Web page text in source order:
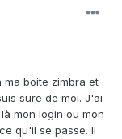
boite zimbra et
sure de moi. J'ai
mon login ou mon
qu'il se passe. Il